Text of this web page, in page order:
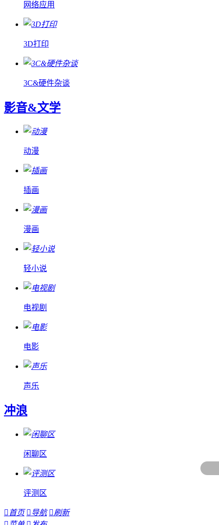
网络应用
3D打印
3C&硬件杂谈
影音&文学
动漫
插画
漫画
轻小说
电视剧
电影
声乐
冲浪
闲聊区
评测区
 首页  导航 刷新